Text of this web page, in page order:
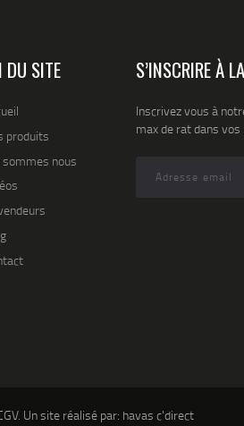
DU SITE
produits
sommes nous
S’INSCRIRE À
Inscrivez vous à
max de rat dans vos
CGV. Un site réalisé par: havas c'direct